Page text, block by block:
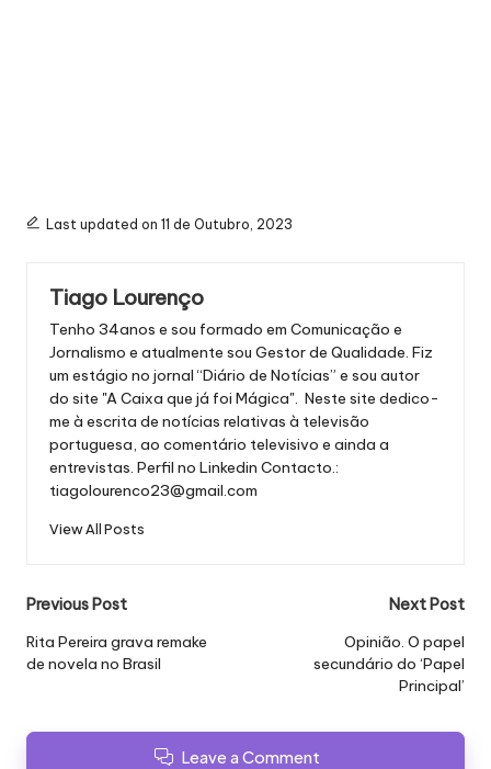
Last updated on 11 de Outubro, 2023
Tiago Lourenço
Tenho 34anos e sou formado em Comunicação e
Jornalismo e atualmente sou Gestor de Qualidade. Fiz
um estágio no jornal “Diário de Notícias” e sou autor
do site "A Caixa que já foi Mágica". Neste site dedico-
me à escrita de notícias relativas à televisão
portuguesa, ao comentário televisivo e ainda a
entrevistas. Perfil no Linkedin Contacto.:
tiagolourenco23@gmail.com
View All Posts
Post
navigation
Previous Post
Rita Pereira grava remake
de novela no Brasil
Next Post
Opinião. O papel
secundário do ‘Papel
Principal’
Leave a Comment